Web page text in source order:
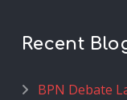
Recent
BPN Debate